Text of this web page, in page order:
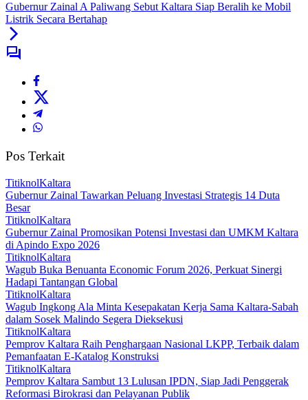
Gubernur Zainal A Paliwang Sebut Kaltara Siap Beralih ke Mobil
Listrik Secara Bertahap
Pos Terkait
TitiknolKaltara
Gubernur Zainal Tawarkan Peluang Investasi Strategis 14 Duta
Besar
TitiknolKaltara
Gubernur Zainal Promosikan Potensi Investasi dan UMKM Kaltara
di Apindo Expo 2026
TitiknolKaltara
Wagub Buka Benuanta Economic Forum 2026, Perkuat Sinergi
Hadapi Tantangan Global
TitiknolKaltara
Wagub Ingkong Ala Minta Kesepakatan Kerja Sama Kaltara-Sabah
dalam Sosek Malindo Segera Dieksekusi
TitiknolKaltara
Pemprov Kaltara Raih Penghargaan Nasional LKPP, Terbaik dalam
Pemanfaatan E-Katalog Konstruksi
TitiknolKaltara
Pemprov Kaltara Sambut 13 Lulusan IPDN, Siap Jadi Penggerak
Reformasi Birokrasi dan Pelayanan Publik